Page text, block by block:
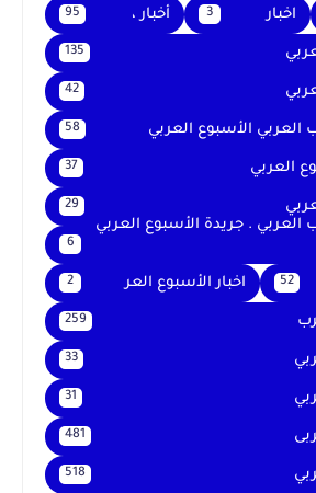
اخبار 3 أخبار ، 95
135
42
العربي الأسبوع العربي 58
العربي 37
29
العربي . جريدة الأسبوع العربي
6
52 اخبار الأسبوع العر 2
259
33
31
481
518